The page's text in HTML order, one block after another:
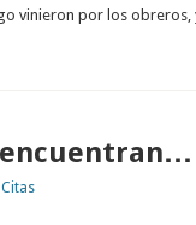
vinieron por los
encuentran…